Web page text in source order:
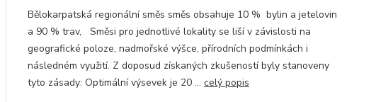
Bělokarpatská regionální směs směs obsahuje 10 % bylin a jetelovin
a 90 % trav, Směsi pro jednotlivé lokality se liší v závislosti na
geografické poloze, nadmořské výšce, přírodních podmínkách i
následném využití. Z doposud získaných zkušeností byly stanoveny
tyto zásady: Optimální výsevek je 20 ... celý popis